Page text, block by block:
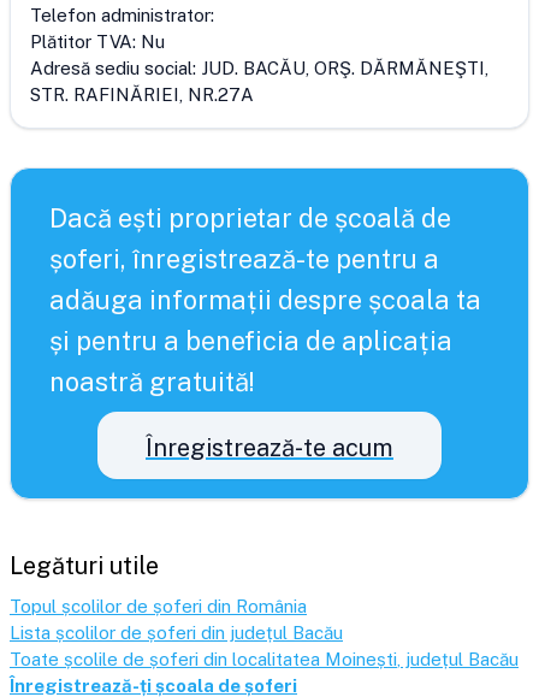
Telefon administrator:
Plătitor TVA: Nu
Adresă sediu social: JUD. BACĂU, ORŞ. DĂRMĂNEŞTI,
STR. RAFINĂRIEI, NR.27A
Dacă ești proprietar de școală de
șoferi, înregistrează-te pentru a
adăuga informații despre școala ta
și pentru a beneficia de aplicația
noastră gratuită!
Înregistrează-te acum
Legături utile
Topul școlilor de șoferi din România
Lista școlilor de șoferi din județul Bacău
Toate școlile de șoferi din localitatea Moinești , județul Bacău
Înregistrează-ți școala de șoferi